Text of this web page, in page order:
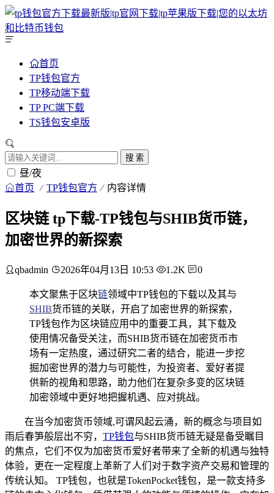
首页
TP钱包官方
TP移动端下载
TP PC端下载
TS钱包安卓版
搜 索
昼/夜
首页 TP钱包官方 内容详情
区块链 tp下载-TP钱包与SHIB货币链，
加密世界的新探索
qbadmin 2026年04月13日 10:53 1.2K 0
本文聚焦于区块链领域中TP钱包的下载以及其与
SHIB货币链的关联，开启了加密世界的新探索，
TP钱包作为区块链应用中的重要工具，其下载及
使用情况备受关注，而SHIB货币链在加密货币市
场有一定热度，通过研究二者的结合，能进一步挖
掘加密世界的潜力与可能性，为投资者、爱好者提
供新的视角和思路，助力他们在复杂多变的区块链
加密领域中更好地把握机遇、应对挑战。
在当今加密货币领域,可谓风起云涌，新的概念与项目如
雨后春笋般层出不穷， TP钱包与SHIB货币链无疑是备受瞩目
的焦点，它们不仅为加密货币爱好者带来了全新的机遇与独特
体验，更在一定程度上革新了人们对于数字资产交易和管理的
传统认知。 TP钱包，也就是TokenPocket钱包，是一款支持多